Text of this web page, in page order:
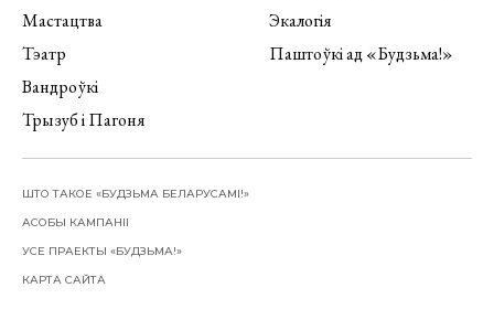
Мастацтва
Тэатр
Вандроўкі
Трызуб і Пагоня
Экалогія
Паштоўкі ад «Будзьма!»
ШТО ТАКОЕ «БУДЗЬМА БЕЛАРУСАМІ!»
АСОБЫ КАМПАНІІ
УСЕ ПРАЕКТЫ «БУДЗЬМА!»
КАРТА САЙТА